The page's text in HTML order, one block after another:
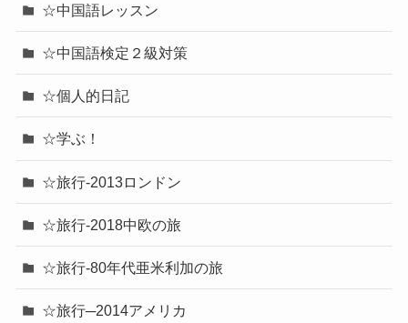
☆中国語レッスン
☆中国語検定２級対策
☆個人的日記
☆学ぶ！
☆旅行-2013ロンドン
☆旅行-2018中欧の旅
☆旅行-80年代亜米利加の旅
☆旅行─2014アメリカ